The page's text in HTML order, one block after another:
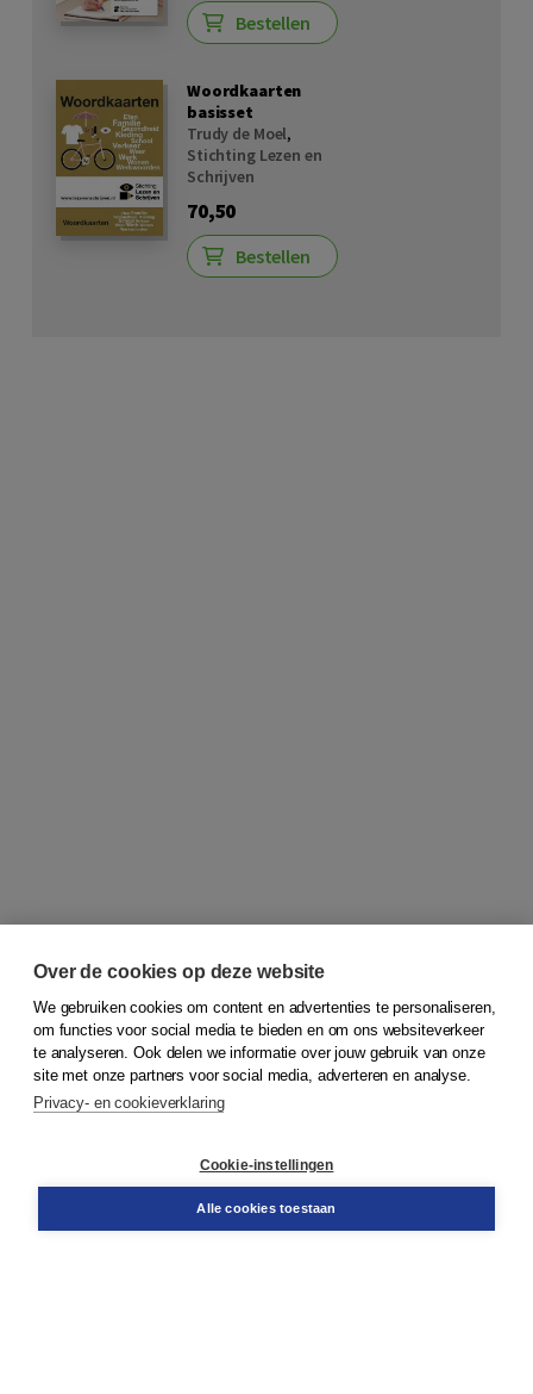
Bestellen
Woordkaarten
basisset
Trudy de Moel,
Stichting Lezen en
Schrijven
70,50
Bestellen
© 2026Koninklijke Boom uitgevers
Bestellen
Over de cookies op deze website
We gebruiken cookies om content en advertenties te personaliseren,
om functies voor social media te bieden en om ons websiteverkeer
te analyseren. Ook delen we informatie over jouw gebruik van onze
site met onze partners voor social media, adverteren en analyse.
Privacy- en cookieverklaring
Cookie-instellingen
Alle cookies toestaan